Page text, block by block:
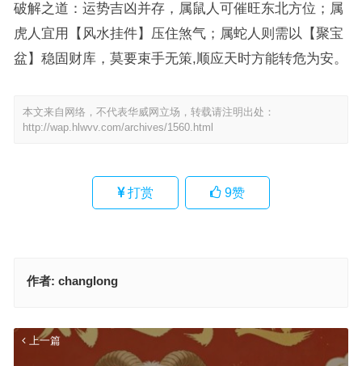
破解之道：运势吉凶并存，属鼠人可催旺东北方位；属
虎人宜用【风水挂件】压住煞气；属蛇人则需以【聚宝
盆】稳固财库，莫要束手无策,顺应天时方能转危为安。
本文来自网络，不代表华威网立场，转载请注明出处：
http://wap.hlwvv.com/archives/1560.html
打赏 9赞
作者: changlong
上一篇